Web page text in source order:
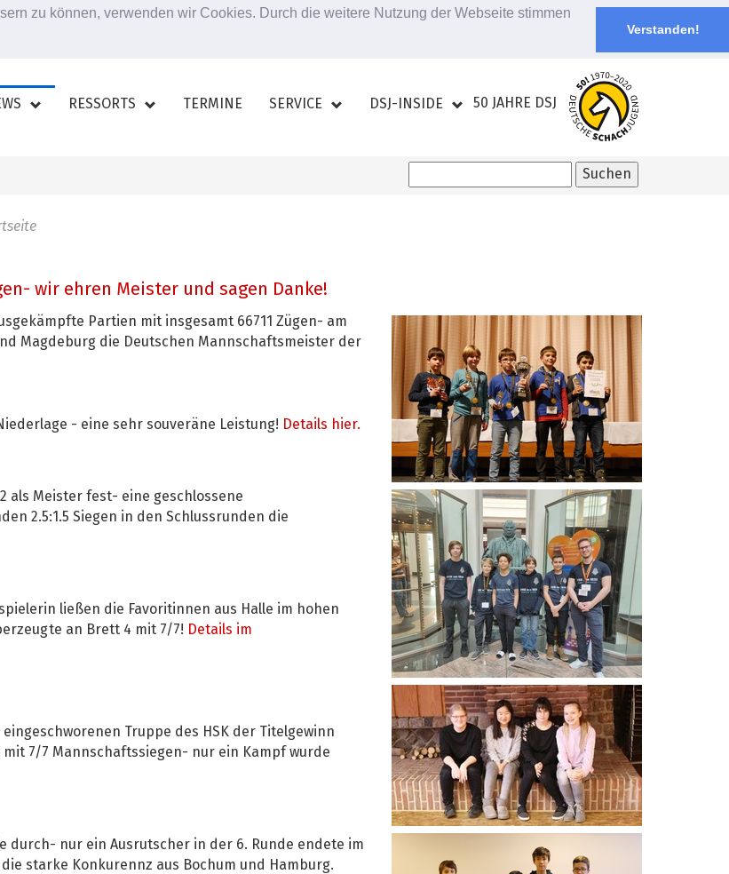
zu können, verwenden wir Cookies. Durch die weitere Nutzung der Webseite stimmen
Verstanden!
RESSORTS TERMINE SERVICE DSJ-INSIDE 50 JAHRE DSJ
wir ehren Meister und sagen Danke!
Partien mit insgesamt 66711 Zügen- am
Magdeburg die Deutschen Mannschaftsmeister der
- eine sehr souveräne Leistung! Details hier.
als Meister fest- eine geschlossene
2.5:1.5 Siegen in den Schlussrunden die
ließen die Favoritinnen aus Halle im hohen
an Brett 4 mit 7/7! Details im
Truppe des HSK der Titelgewinn
7/7 Mannschaftssiegen- nur ein Kampf wurde
durch- nur ein Ausrutscher in der 6. Runde endete im
starke Konkurennz aus Bochum und Hamburg.